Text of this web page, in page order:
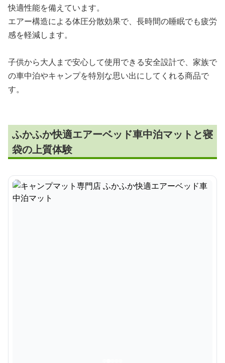
快適性能を備えています。
エアー構造による体圧分散効果で、長時間の睡眠でも疲労
感を軽減します。
子供から大人まで安心して使用できる安全設計で、家族で
の車中泊やキャンプを特別な思い出にしてくれる商品で
す。
ふかふか快適エアーベッド車中泊マットと寝
袋の上質体験